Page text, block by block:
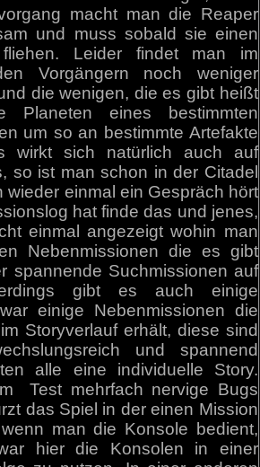
macht man die Reaper
und muss sobald sie einen
Leider findet man im
Vorgängern noch weniger
die wenigen, die es gibt heißt
Planeten eines bestimmten
um so an bestimmte Artefakte
wirkt sich natürlich auch auf
so ist man schon in der Citadel
wieder einmal ein Gespräch hört
hat finde das und jenes,
einmal angezeigt wohin man
Nebenmissionen die es gibt
spannende Suchmissionen auf
gibt es auch einige
einige Nebenmissionen die
Storyverlauf erhält, diese sind
und spannend
alle eine individuelle Story.
Test mehrfach nervige Bugs
das Spiel in der einen Mission
man die Konsole bedient,
hier die Konsolen in einer